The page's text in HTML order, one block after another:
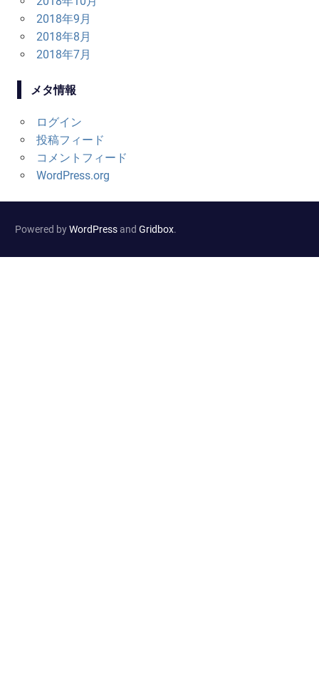
2018年9月
2018年8月
2018年7月
メタ情報
ログイン
投稿フィード
コメントフィード
WordPress.org
Powered byWordPressand Gridbox.